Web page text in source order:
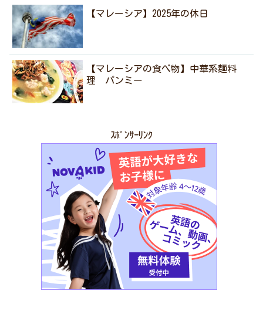
【マレーシア】2025年の休日
【マレーシアの食べ物】中華系麺料
理 パンミー
ｽﾎﾟﾝｻｰﾘﾝｸ